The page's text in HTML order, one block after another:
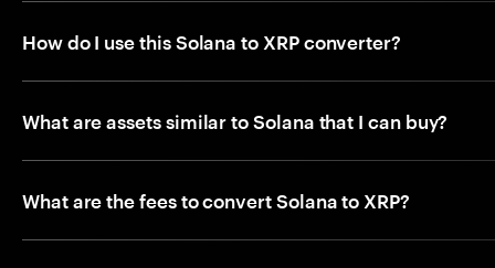
How do I use this Solana to XRP converter?
What are assets similar to Solana that I can buy?
What are the fees to convert Solana to XRP?